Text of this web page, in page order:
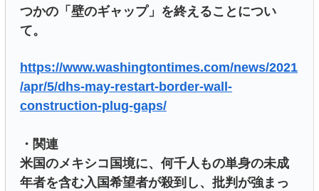
つかの「壁のギャップ」を終えることについ
て。
https://www.washingtontimes.com/news/2021
/apr/5/dhs-may-restart-border-wall-
construction-plug-gaps/
・関連
米国のメキシコ国境に、何千人もの単身の未成
年者を含む入国希望者が殺到し、批判が強まっ